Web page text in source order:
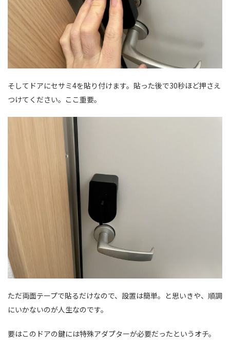
そしてドアにセサミ4を貼り付けます。貼った後で30秒ほど押さえ
つけてください。ここ重要。
ただ両面テープで貼るだけなので、設置は簡単。と思いきや、順調
にいかないのが人生なのです。
要はこのドアの鍵には特殊アダプターが必要だったというオチ。